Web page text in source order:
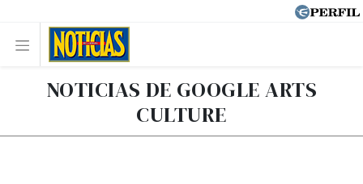
NOTICIAS DE GOOGLE ARTS
CULTURE